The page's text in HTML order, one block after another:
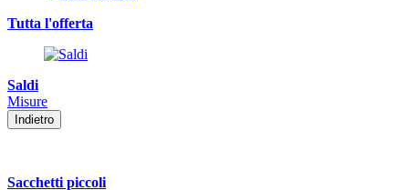
Tutta l'offerta
Saldi
Misure
Indietro
Sacchetti piccoli